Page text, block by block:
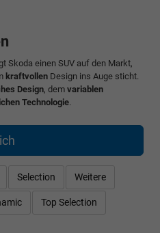
Skoda einen SUV auf den Markt,
kraftvollen Design ins Auge sticht.
Design, dem variablen
Technologie
Selection Weitere
Top Selection